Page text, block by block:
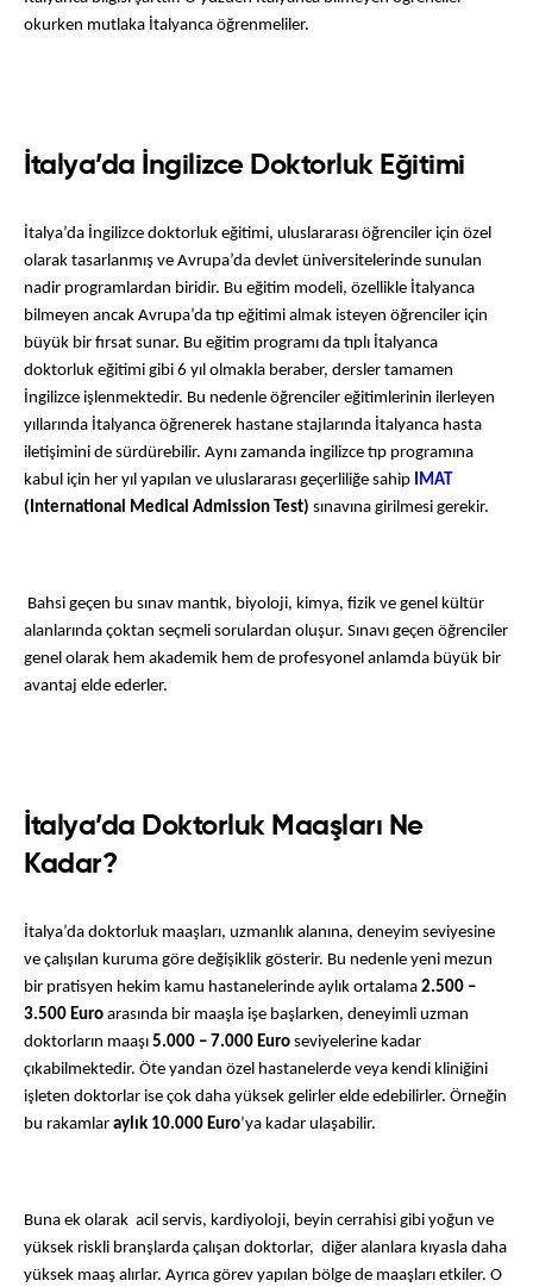
okurken mutlaka İtalyanca öğrenmeliler.
İtalya’da İngilizce Doktorluk Eğitimi
İtalya’da İngilizce doktorluk eğitimi, uluslararası öğrenciler için özel
olarak tasarlanmış ve Avrupa’da devlet üniversitelerinde sunulan
nadir programlardan biridir. Bu eğitim modeli, özellikle İtalyanca
bilmeyen ancak Avrupa’da tıp eğitimi almak isteyen öğrenciler için
büyük bir fırsat sunar. Bu eğitim programı da tıplı İtalyanca
doktorluk eğitimi gibi 6 yıl olmakla beraber, dersler tamamen
İngilizce işlenmektedir. Bu nedenle öğrenciler eğitimlerinin ilerleyen
yıllarında İtalyanca öğrenerek hastane stajlarında İtalyanca hasta
iletişimini de sürdürebilir. Aynı zamanda ingilizce tıp programına
kabul için her yıl yapılan ve uluslararası geçerliliğe sahip
(International Medical Admission Test) sınavına girilmesi gerekir.
Bahsi geçen bu sınav mantık, biyoloji, kimya, fizik ve genel kültür
alanlarında çoktan seçmeli sorulardan oluşur. Sınavı geçen öğrenciler
genel olarak hem akademik hem de profesyonel anlamda büyük bir
avantaj elde ederler.
İtalya’da Doktorluk Maaşları Ne
Kadar?
İtalya’da doktorluk maaşları, uzmanlık alanına, deneyim seviyesine
ve çalışılan kuruma göre değişiklik gösterir. Bu nedenle yeni mezun
bir pratisyen hekim kamu hastanelerinde aylık ortalama 2.500 –
3.500 Euro arasında bir maaşla işe başlarken, deneyimli uzman
doktorların maaşı 5.000 – 7.000 Euro seviyelerine kadar
çıkabilmektedir. Öte yandan özel hastanelerde veya kendi kliniğini
işleten doktorlar ise çok daha yüksek gelirler elde edebilirler. Örneğin
bu rakamlar aylık 10.000 Euro’ya kadar ulaşabilir.
Buna ek olarak  acil servis, kardiyoloji, beyin cerrahisi gibi yoğun ve
yüksek riskli branşlarda çalışan doktorlar,  diğer alanlara kıyasla daha
yüksek maaş alırlar. Ayrıca görev yapılan bölge de maaşları etkiler. O